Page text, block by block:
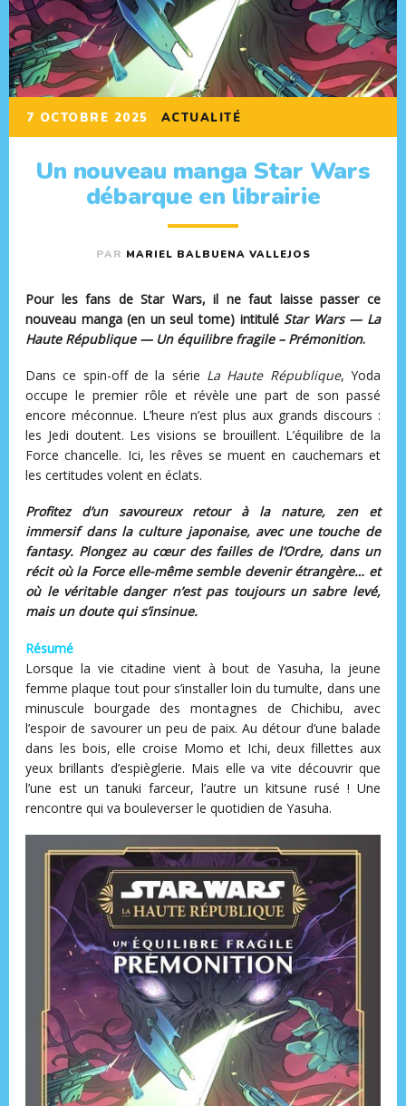
7 OCTOBRE 2025 ACTUALITÉ
Un nouveau manga Star Wars
débarque en librairie
PAR MARIEL BALBUENA VALLEJOS
Pour les fans de Star Wars, il ne faut laisse passer ce
nouveau manga (en un seul tome) intituléStar Wars — La
Haute République — Un équilibre fragile – Prémonition.
Dans ce spin-off de la série La Haute République, Yoda
occupe le premier rôle et révèle une part de son passé
encore méconnue. L’heure n’est plus aux grands discours :
les Jedi doutent. Les visions se brouillent. L’équilibre de la
Force chancelle. Ici, les rêves se muent en cauchemars et
les certitudes volent en éclats.
Profitez d’un savoureux retour à la nature, zen et
immersif dans la culture japonaise, avec une touche de
fantasy. Plongez au cœur des failles de l’Ordre, dans un
récit où la Force elle-même semble devenir étrangère… et
où le véritable danger n’est pas toujours un sabre levé,
mais un doute qui s’insinue.
Résumé
Lorsque la vie citadine vient à bout de Yasuha, la jeune
femme plaque tout pour s’installer loin du tumulte, dans une
minuscule bourgade des montagnes de Chichibu, avec
l’espoir de savourer un peu de paix. Au détour d’une balade
dans les bois, elle croise Momo et Ichi, deux fillettes aux
yeux brillants d’espièglerie. Mais elle va vite découvrir que
l’une est un tanuki farceur, l’autre un kitsune rusé ! Une
rencontre qui va bouleverser le quotidien de Yasuha.